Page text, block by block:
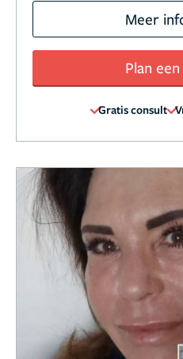
Meer
Plan
Gratis consult